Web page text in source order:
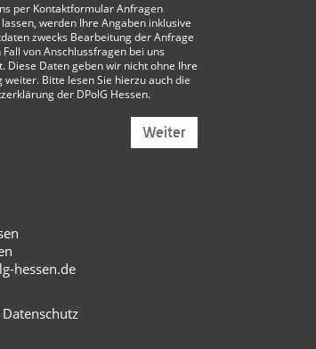
per Kontaktformular Anfragen
werden Ihre Angaben inklusive
zwecks Bearbeitung der Anfrage
von Anschlussfragen bei uns
Diese Daten geben wir nicht ohne Ihre
weiter. Bitte lesen Sie hierzu auch die
der DPolG Hessen.
Weiter
hessen.de
Datenschutz